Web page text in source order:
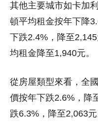
其他主要城市如卡加
頓平均租金按年下降
下跌2.4%，降至
均租金降至1,940元。
從房屋類型來看，全
價按年下跌2.6%，降
跌6.3%，降至2,063元